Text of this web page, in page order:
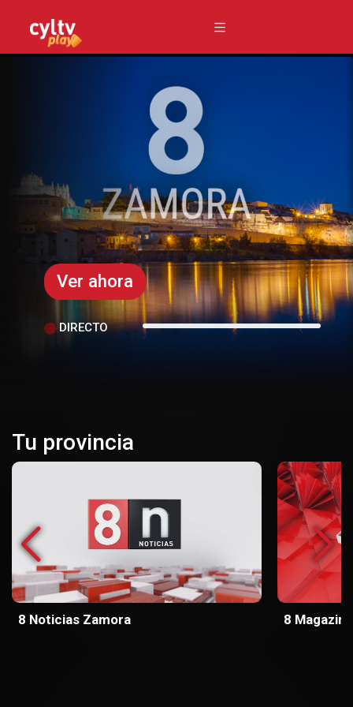
Ver ahora
DIRECTO
Tu provincia
8 Noticias Zamora 8